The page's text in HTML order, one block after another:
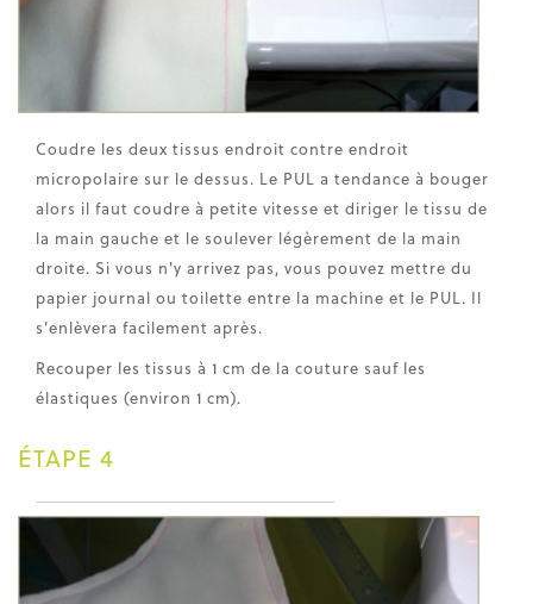
Coudre les deux tissus endroit contre endroit
micropolaire sur le dessus. Le PUL a tendance à bouger
alors il faut coudre à petite vitesse et diriger le tissu de
la main gauche et le soulever légèrement de la main
droite. Si vous n'y arrivez pas, vous pouvez mettre du
papier journal ou toilette entre la machine et le PUL. Il
s'enlèvera facilement après.
Recouper les tissus à 1 cm de la couture sauf les
élastiques (environ 1 cm).
ÉTAPE 4